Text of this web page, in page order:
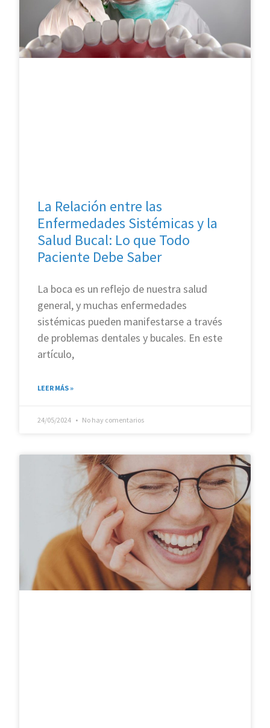
La Relación entre las
Enfermedades Sistémicas y la
Salud Bucal: Lo que Todo
Paciente Debe Saber
La boca es un reflejo de nuestra salud
general, y muchas enfermedades
sistémicas pueden manifestarse a través
de problemas dentales y bucales. En este
artículo,
LEER MÁS »
24/05/2024 No hay comentarios